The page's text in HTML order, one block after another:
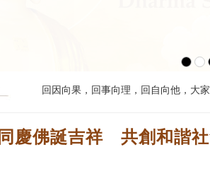
回因向果，回事向理，回自向他，大
同慶佛誕吉祥 共創和諧